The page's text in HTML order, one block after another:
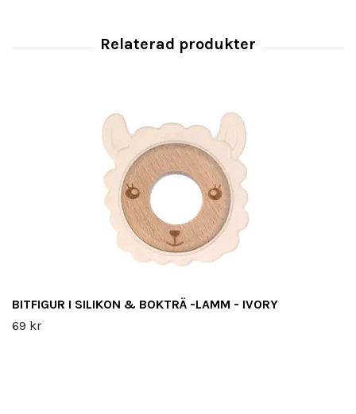
BITFIGUR I SILIKON & BOKTRÄ -LAMM - IVORY
69 kr